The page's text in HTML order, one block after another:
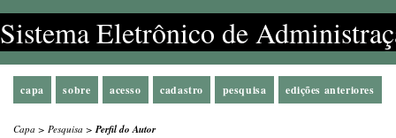
Sistema Eletrônico de
capa sobre acesso cadastro pesquisa edições anteriores
Capa > Pesquisa >Perfil do Autor